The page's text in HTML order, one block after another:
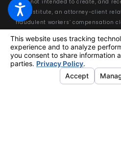
not intended to create, and
constitute, an attorney-client
fraudulent workers’ compensation
of the fraud, whichever is greater,
fine.
© 2026 All Rights Reserved.
Site Map